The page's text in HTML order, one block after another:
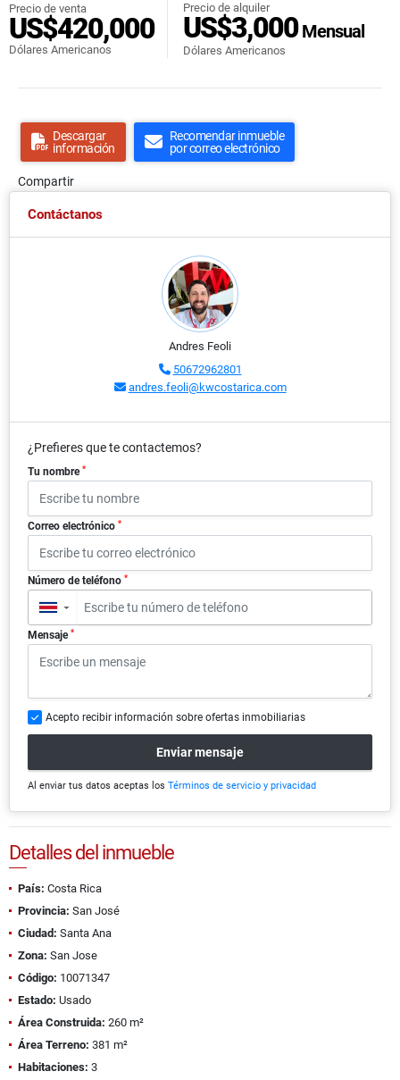
Precio de venta
US$420,000
Dólares Americanos
Precio de alquiler
US$3,000Mensual
Dólares Americanos
Descargar
información
Recomendar inmueble
por correo electrónico
Compartir
Contáctanos
Andres Feoli
50672962801
andres.feoli@kwcostarica.com
¿Prefieres que te contactemos?
Tu nombre *
Correo electrónico *
Número de teléfono *
▼
Mensaje *
Acepto recibir información sobre ofertas inmobiliarias
Enviar mensaje
Al enviar tus datos aceptas los Términos de servicio y privacidad
Detalles del inmueble
País: Costa Rica
Provincia: San José
Ciudad: Santa Ana
Zona: San Jose
Código: 10071347
Estado: Usado
Área Construida: 260 m²
Área Terreno: 381 m²
Habitaciones: 3